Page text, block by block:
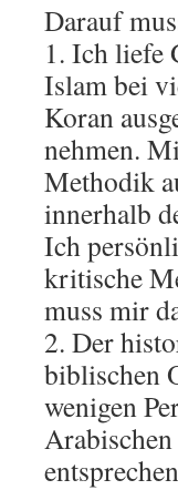
Darauf
1. Ich liefe
Islam bei
Koran
nehmen.
Methodik
innerhalb
Ich
kritische
muss mir
2. Der
biblischen
wenigen